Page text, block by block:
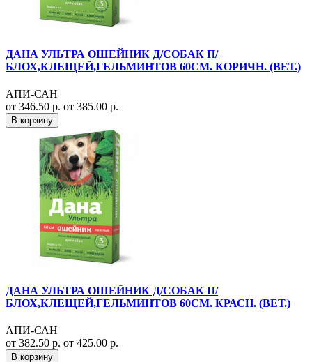
ДАНА УЛЬТРА ОШЕЙНИК Д/СОБАК П/
БЛОХ,КЛЕЩЕЙ,ГЕЛЬМИНТОВ 60СМ. КОРИЧН. (ВЕТ.)
АПИ-САН
от 346.50 р. от 385.00 р.
В корзину
ДАНА УЛЬТРА ОШЕЙНИК Д/СОБАК П/
БЛОХ,КЛЕЩЕЙ,ГЕЛЬМИНТОВ 60СМ. КРАСН. (ВЕТ.)
АПИ-САН
от 382.50 р. от 425.00 р.
В корзину